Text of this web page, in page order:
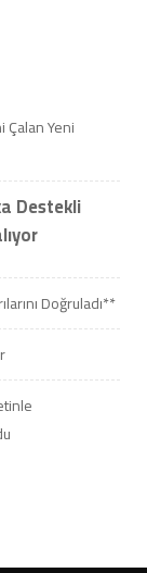
Yeni
Destekli
Doğruladı**